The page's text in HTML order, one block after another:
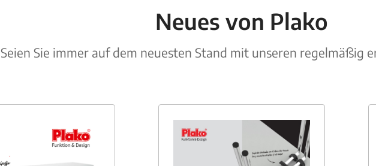
Neues von Plako
Seien Sie immer auf dem neuesten Stand mit unseren regelmäßig